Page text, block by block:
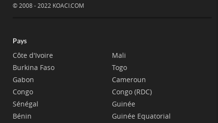
© 2008 - 2022 KOACI.COM
Pays
Côte d'Ivoire
Burkina Faso
Gabon
Congo
Sénégal
Bénin
Mali
Togo
Cameroun
Congo (RDC)
Guinée
Guinée Equatorial